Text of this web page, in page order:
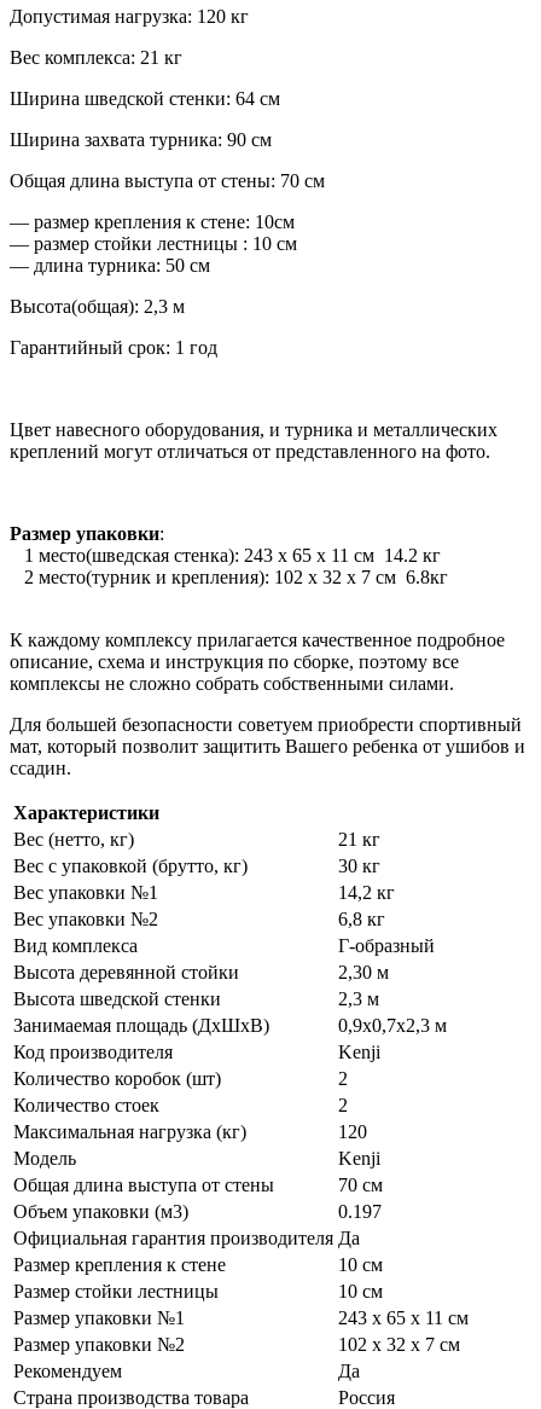
Допустимая нагрузка: 120 кг
Вес комплекса: 21 кг
Ширина шведской стенки: 64 см
Ширина захвата турника: 90 см
Общая длина выступа от стены: 70 см
— размер крепления к стене: 10см
— размер стойки лестницы : 10 см
— длина турника: 50 см
Высота(общая): 2,3 м
Гарантийный срок: 1 год
Цвет навесного оборудования, и турника и металлических
креплений могут отличаться от представленного на фото.
Размер упаковки:
1 место(шведская стенка): 243 х 65 х 11 см 14.2 кг
2 место(турник и крепления): 102 х 32 х 7 см 6.8кг
К каждому комплексу прилагается качественное подробное
описание, схема и инструкция по сборке, поэтому все
комплексы не сложно собрать собственными силами.
Для большей безопасности советуем приобрести спортивный
мат, который позволит защитить Вашего ребенка от ушибов и
ссадин.
Характеристики
Вес (нетто, кг)
21 кг
Вес с упаковкой (брутто, кг)
30 кг
Вес упаковки №1
14,2 кг
Вес упаковки №2
6,8 кг
Вид комплекса
Г-образный
Высота деревянной стойки
2,30 м
Высота шведской стенки
2,3 м
Занимаемая площадь (ДхШхВ)
0,9x0,7х2,3 м
Код производителя
Kenji
Количество коробок (шт)
2
Количество стоек
2
Максимальная нагрузка (кг)
120
Модель
Kenji
Общая длина выступа от стены
70 см
Объем упаковки (м3)
0.197
Официальная гарантия производителя Да
Размер крепления к стене
10 см
Размер стойки лестницы
10 см
Размер упаковки №1
243 х 65 х 11 см
Размер упаковки №2
102 х 32 х 7 см
Рекомендуем
Да
Страна производства товара
Россия